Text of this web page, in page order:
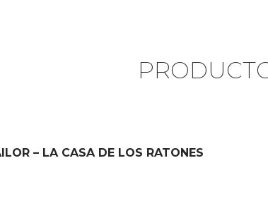
– LA CASA DE LOS RATONES